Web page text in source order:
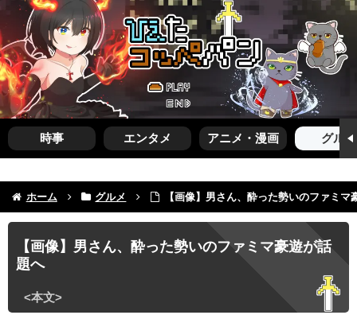
時事 エンタメ アニメ・漫画 グルメ
ホーム グルメ 【画像】男さん、酔った勢いのファミマ
【画像】男さん、酔った勢いのファミマ豪遊が話
題へ